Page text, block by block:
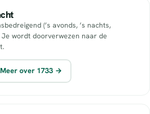
(’s avonds, ’s nachts,
Je wordt doorverwezen naar de
Meer over 1733 →